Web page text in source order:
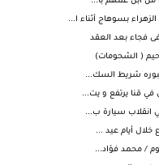
بسوهاج أثناء ا...
فجاء بعد العقد
( الشحومات)
قنا يرتفع و يت...
خلال أيام عيد ...
/ محمد فؤاد...